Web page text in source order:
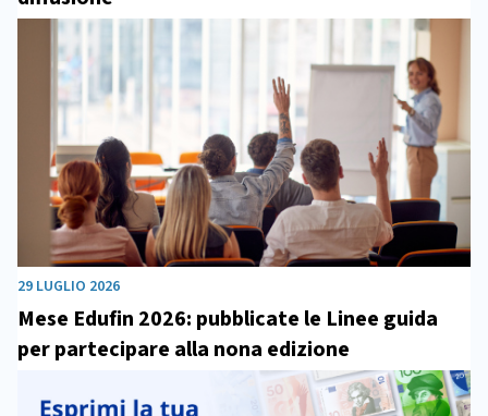
29 LUGLIO 2026
Mese Edufin 2026: pubblicate le Linee guida
per partecipare alla nona edizione